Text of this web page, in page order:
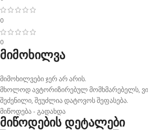
0
0
მიმოხილვა
მიმოხილვები ჯერ არ არის.
მხოლოდ ავტორიზირებულ მომხმარებელს,
შეძენილი, შეუძლია დატოვოს შეფასება.
მიწოდება - გადახდა
მიწოდების დეტალები